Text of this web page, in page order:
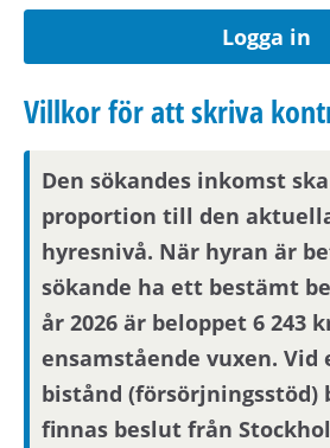
Om din anställning inte är i
behöver du visa att din
pendlingsavstånd från
Visningsinformation
Om du är en av dem som
bostad kommer du att bli
eller få ny kompletterande
bilder eller video.
synas på Mina sidor samt
du har fyllt i en aktuell
Logga in
Villkor för att skriva
Den sökandes inkomst
proportion till den
hyresnivå. När hyran är
sökande ha ett bestämt
år 2026 är beloppet 6 243
ensamstående vuxen. Vid
bistånd (försörjningsstöd)
finnas beslut från